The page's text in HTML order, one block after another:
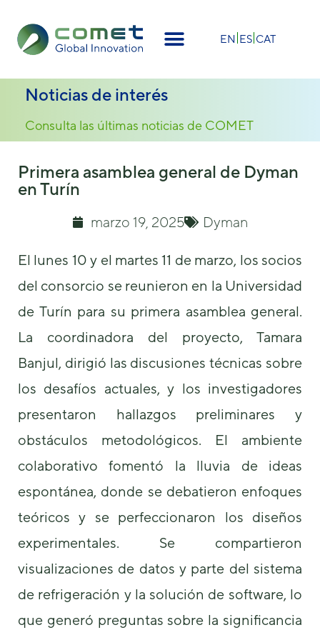
EN ES CAT
Noticias de interés
Consulta las últimas noticias de COMET
Primera asamblea general de Dyman
en Turín
marzo 19, 2025 Dyman
El lunes 10 y el martes 11 de marzo, los socios
del consorcio se reunieron en la Universidad
de Turín para su primera asamblea general.
La coordinadora del proyecto, Tamara
Banjul, dirigió las discusiones técnicas sobre
los desafíos actuales, y los investigadores
presentaron hallazgos preliminares y
obstáculos metodológicos. El ambiente
colaborativo fomentó la lluvia de ideas
espontánea, donde se debatieron enfoques
teóricos y se perfeccionaron los diseños
experimentales. Se compartieron
visualizaciones de datos y parte del sistema
de refrigeración y la solución de software, lo
que generó preguntas sobre la significancia
Necesarias
cookies no
opcionales.
necesarias
para que
web.
Estadísticas